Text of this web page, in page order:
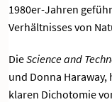
1980er-Jahren
Verhältnisses von
DieScience and
und Donna
klaren Dichotomie